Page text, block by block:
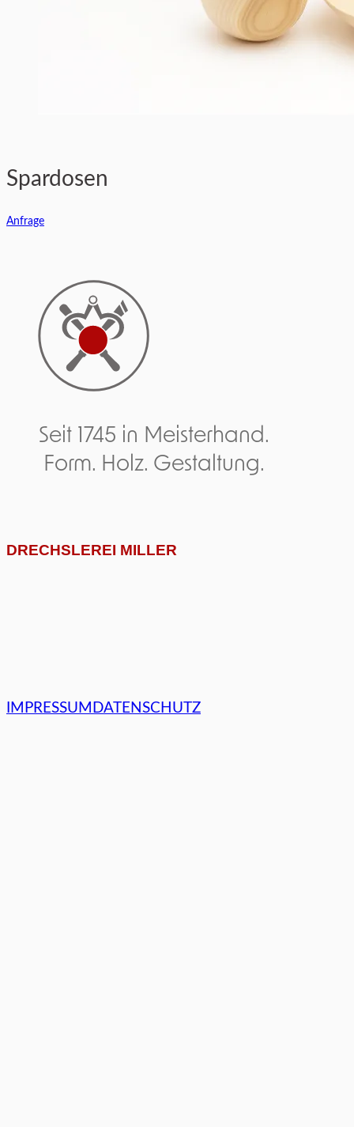
Spardosen
Anfrage
DRECHSLEREI MILLER
Seit 1745 in Meisterhand.
Form. Holz. Gestaltung.
IMPRESSUM DATENSCHUTZ